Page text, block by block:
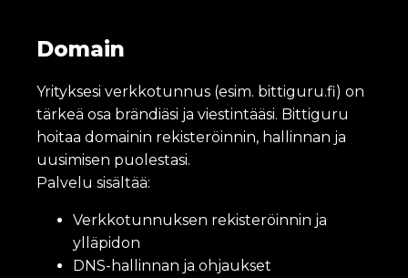
Domain
Yrityksesi verkkotunnus (esim. bittiguru.fi) on
tärkeä osa brändiäsi ja viestintääsi. Bittiguru
hoitaa domainin rekisteröinnin, hallinnan ja
uusimisen puolestasi.
Palvelu sisältää:
Verkkotunnuksen rekisteröinnin ja
ylläpidon
DNS-hallinnan ja ohjaukset